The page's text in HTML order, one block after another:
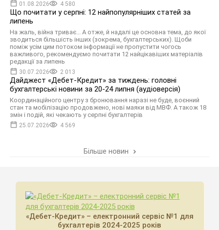
01.08.2026 4 580
Що почитати у серпні: 12 найпопулярніших статей за
липень
На жаль, війна триває... А отже, й надалі це основна тема, до якої
зводиться більшість інших (зокрема, бухгалтерських). Щоби
поміж усім цим потоком інформації не пропустити чогось
важливого, рекомендуємо почитати 12 найцікавіших матеріалів
редакції за липень
30.07.2026 2 013
Дайджест «Дебет-Кредит» за тиждень: головні
бухгалтерські новини за 20-24 липня (аудіоверсія)
Координаційного центру з бронювання наразі не буде, воєнний
стан та мобілізацію продовжено, нові маяки від МВФ. А також 18
змін і подій, які чекають у серпні бухгалтерів
25.07.2026 4 569
Більше новин
«Дебет-Кредит» – електронний сервіс №1 для
бухгалтерів 2024-2025 років